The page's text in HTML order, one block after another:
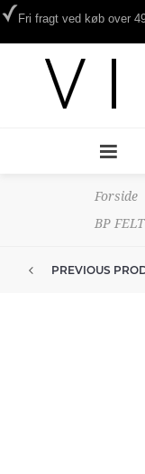
Fri fragt ved køb over
Forside
BP
PREVIOUS